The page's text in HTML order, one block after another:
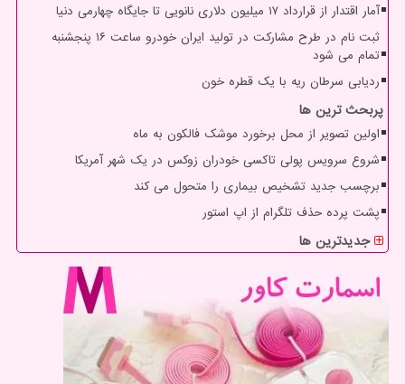
آمار اقتدار از قرارداد ۱۷ میلیون دلاری نانویی تا جایگاه چهارمی دنیا
ثبت نام در طرح مشارکت در تولید ایران خودرو ساعت ۱۶ پنجشنبه
تمام می شود
ردیابی سرطان ریه با یک قطره خون
پربحث ترین ها
اولین تصویر از محل برخورد موشک فالکون به ماه
شروع سرویس پولی تاکسی خودران زوکس در یک شهر آمریکا
برچسب جدید تشخیص بیماری را متحول می کند
پشت پرده حذف تلگرام از اپ استور
جدیدترین ها